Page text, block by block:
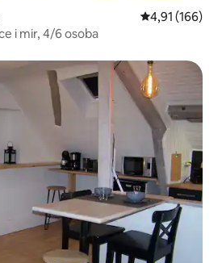
Prosječna
4,91 (166)
i mir, 4/6 osoba